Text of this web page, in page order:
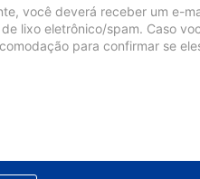
você deverá receber um e-
lixo eletrônico/spam. Caso
para confirmar se